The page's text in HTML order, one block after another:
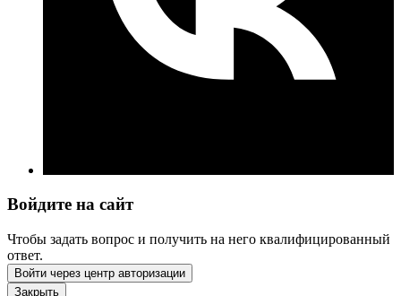
Войдите на сайт
Чтобы задать вопрос и получить на него квалифицированный
ответ.
Войти через центр авторизации
Закрыть